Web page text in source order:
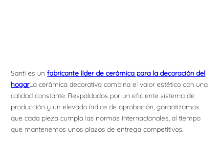
Santi es unfabricante líder de cerámica para la decoración del
hogarLa cerámica decorativa combina el valor estético con una
calidad constante. Respaldados por un eficiente sistema de
producción y un elevado índice de aprobación, garantizamos
que cada pieza cumpla las normas internacionales, al tiempo
que mantenemos unos plazos de entrega competitivos.